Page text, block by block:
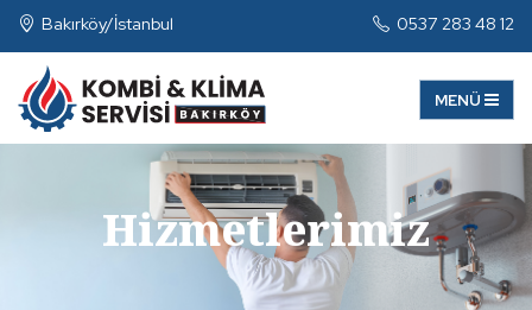
Bakırköy/İstanbul 0537 283 48 12
Hizmetlerimiz